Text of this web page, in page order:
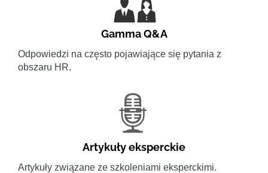
Gamma Q&A
Odpowiedzi na często pojawiające się pytania z
obszaru HR.
Artykuły eksperckie
Artykuły związane ze szkoleniami eksperckimi.